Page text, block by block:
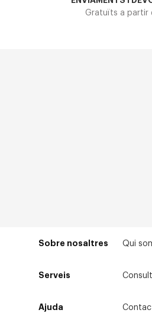
Gratuïts a partir
Sobre nosaltres Qui
Serveis
Ajuda